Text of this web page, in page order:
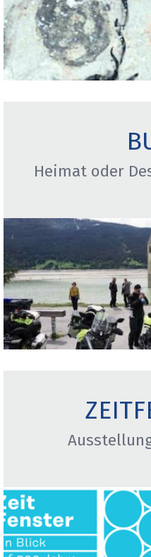
Heimat oder